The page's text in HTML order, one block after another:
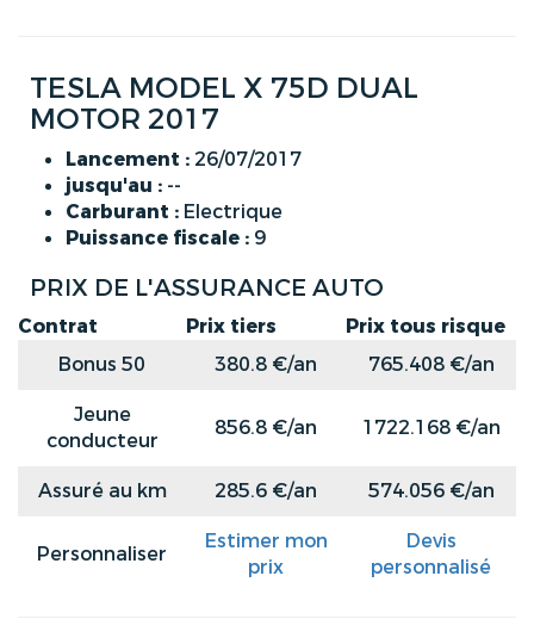
TESLA MODEL X 75D DUAL
MOTOR 2017
Lancement : 26/07/2017
jusqu'au : --
Carburant : Electrique
Puissance fiscale : 9
PRIX DE L'ASSURANCE AUTO
Contrat Prix tiers
Prix tous risque
Bonus 50
380.8 €/an
765.408 €/an
Jeune
conducteur
856.8 €/an 1722.168 €/an
Assuré au km 285.6 €/an 574.056 €/an
Personnaliser
Estimer mon
prix
Devis
personnalisé